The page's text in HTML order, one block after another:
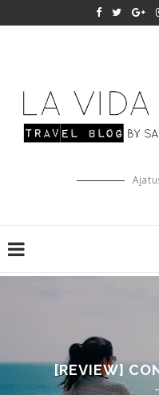
[REVIEW]